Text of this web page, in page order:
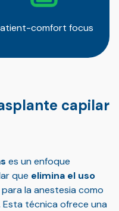
comfort focus
capilar
es un enfoque
que elimina el uso
la anestesia como
técnica ofrece una